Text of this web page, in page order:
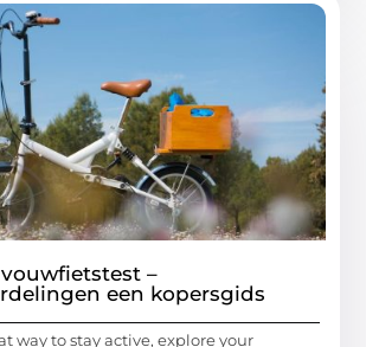
–
een kopersgids
way to stay active, explore your